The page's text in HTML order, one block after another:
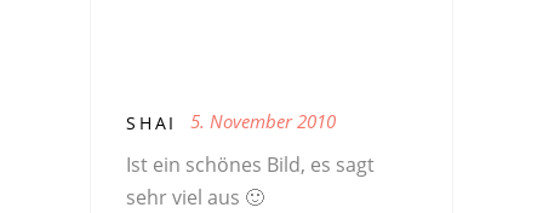
SHAI 5. November 2010
Ist ein schönes Bild, es sagt
sehr viel aus 🙂